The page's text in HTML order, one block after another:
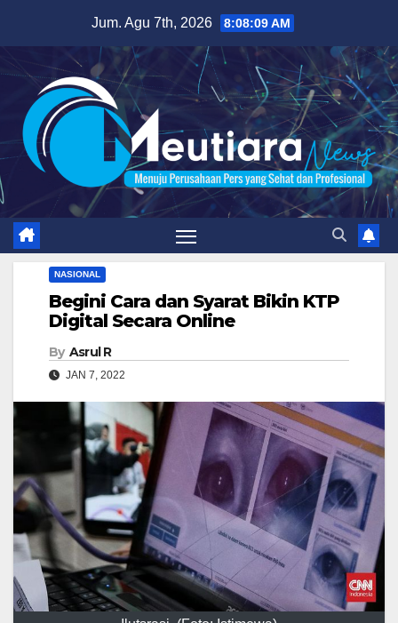
content
Jum. Agu 7th, 2026 8:08:10 AM
NASIONAL
Begini Cara dan Syarat Bikin KTP
Digital Secara Online
By Asrul R
JAN 7, 2022